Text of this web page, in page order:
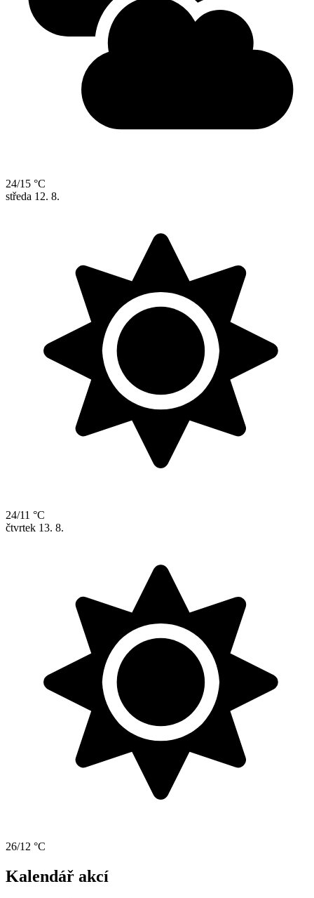
24/15 °C
středa 12. 8.
24/11 °C
čtvrtek 13. 8.
26/12 °C
Kalendář akcí